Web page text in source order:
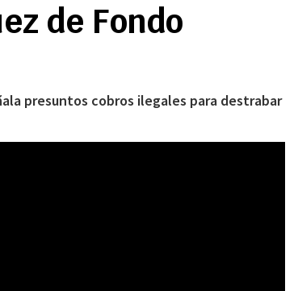
de Fondo
presuntos cobros ilegales para destrabar